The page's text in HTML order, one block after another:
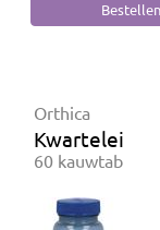
Orthica
Kwartelei
60 kauwtab